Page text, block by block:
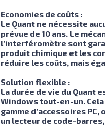
Economies de coûts :
Le Quant ne nécessite
prévue de 10 ans. Le
l’interféromètre sont
produit chimique et les
réduire les coûts, mais
Solution flexible :
La durée de vie du Quant
Windows tout-en-un.
gamme d’accessoires
un lecteur de code-